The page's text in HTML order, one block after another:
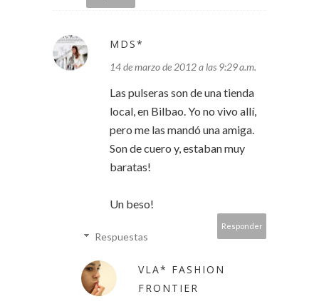
MDS*
14 de marzo de 2012 a las 9:29 a.m.
Las pulseras son de una tienda
local, en Bilbao. Yo no vivo allí,
pero me las mandó una amiga.
Son de cuero y, estaban muy
baratas!
Un beso!
Responder
Respuestas
VLA* FASHION
FRONTIER